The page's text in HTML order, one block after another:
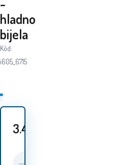
hladno
bijela
Kôd:
i605_6715
3.40